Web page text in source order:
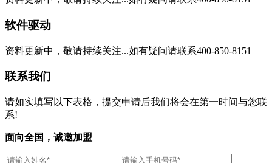
软件驱动
资料更新中，敬请持续关注...如有疑问请联系400-850-8151
联系我们
请如实填写以下表格，提交申请后我们将会在第一时间与您联
系!
面向全国，诚邀加盟